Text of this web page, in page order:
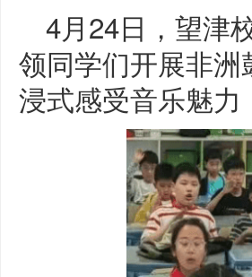
4月24日，望津
领同学们开展非
浸式感受音乐魅